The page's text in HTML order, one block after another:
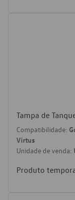
Tampa de
Compatibilidade:
Virtus
Unidade de venda:
Produto